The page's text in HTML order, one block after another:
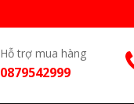
Hỗ trợ mua hàng
0879542999